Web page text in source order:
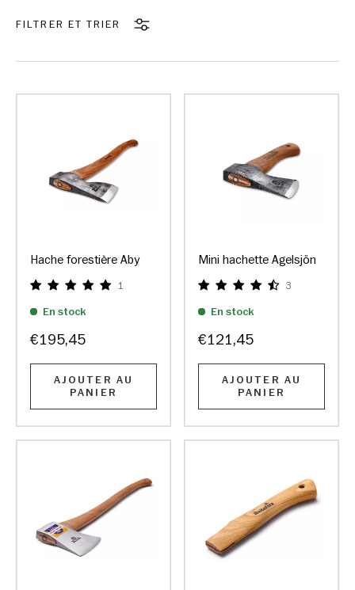
FILTRER ET TRIER
Hache forestière Aby
1
En stock
€195,45
AJOUTER AU
PANIER
Mini hachette Agelsjön
3
En stock
€121,45
AJOUTER AU
PANIER